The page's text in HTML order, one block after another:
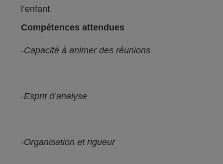
l’enfant.
Compétences attendues
-Capacité à animer des réunions
-Esprit d’analyse
-Organisation et rigueur